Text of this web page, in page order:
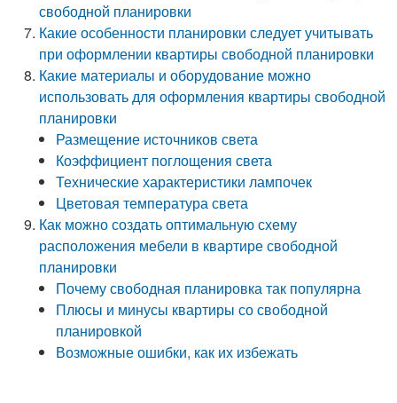
свободной планировки
Какие особенности планировки следует учитывать
при оформлении квартиры свободной планировки
Какие материалы и оборудование можно
использовать для оформления квартиры свободной
планировки
Размещение источников света
Коэффициент поглощения света
Технические характеристики лампочек
Цветовая температура света
Как можно создать оптимальную схему
расположения мебели в квартире свободной
планировки
Почему свободная планировка так популярна
Плюсы и минусы квартиры со свободной
планировкой
Возможные ошибки, как их избежать